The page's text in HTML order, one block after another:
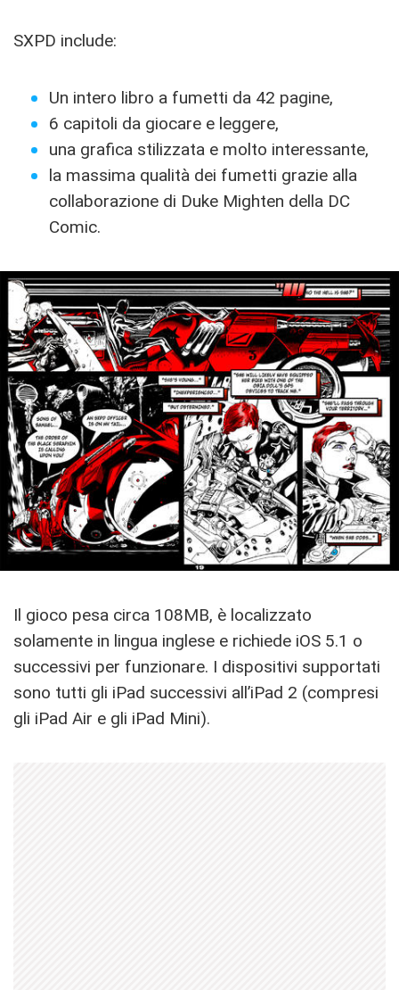
SXPD include:
Un intero libro a fumetti da 42 pagine,
6 capitoli da giocare e leggere,
una grafica stilizzata e molto interessante,
la massima qualità dei fumetti grazie alla
collaborazione di Duke Mighten della DC
Comic.
Il gioco pesa circa 108MB, è localizzato
solamente in lingua inglese e richiede iOS 5.1 o
successivi per funzionare. I dispositivi supportati
sono tutti gli iPad successivi all’iPad 2 (compresi
gli iPad Air e gli iPad Mini).